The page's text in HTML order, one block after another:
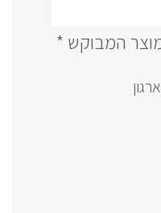
המבוקש *